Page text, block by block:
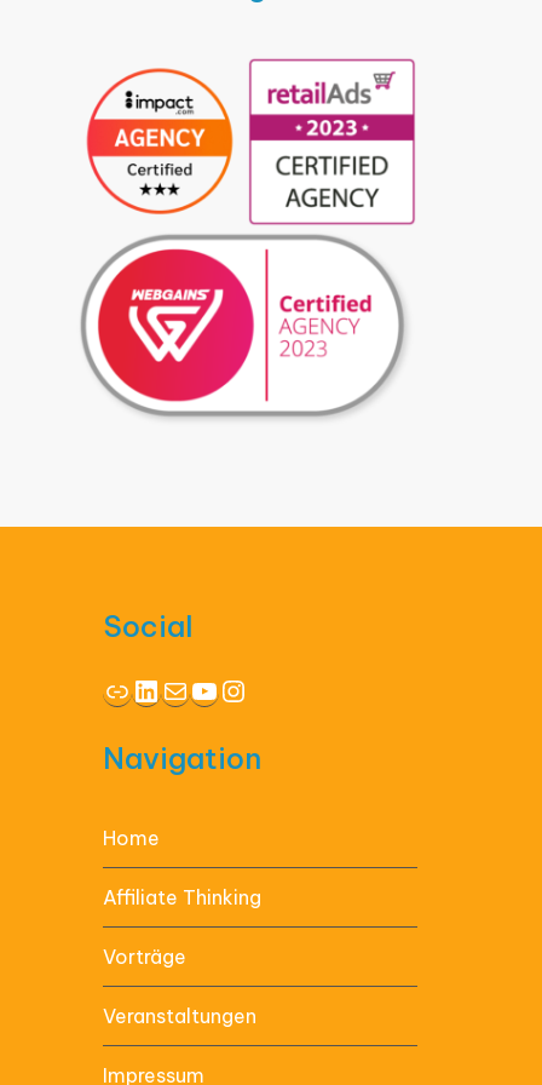
Social
LinkLinkedIn
E-MailYouTube
Instagram
Navigation
Home
Affiliate Thinking
Vorträge
Veranstaltungen
Impressum